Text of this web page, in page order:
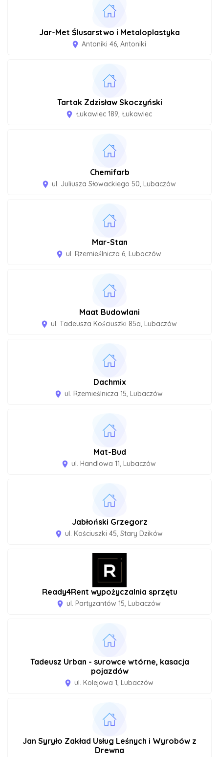
Jar-Met Ślusarstwo i Metaloplastyka
room Antoniki 46, Antoniki
Tartak Zdzisław Skoczyński
room Łukawiec 189, Łukawiec
Chemifarb
room ul. Juliusza Słowackiego 50, Lubaczów
Mar-Stan
room ul. Rzemieślnicza 6, Lubaczów
Maat Budowlani
room ul. Tadeusza Kościuszki 85a, Lubaczów
Dachmix
room ul. Rzemieślnicza 15, Lubaczów
Mat-Bud
room ul. Handlowa 11, Lubaczów
Jabłoński Grzegorz
room ul. Kościuszki 45, Stary Dzików
Ready4Rent wypożyczalnia sprzętu
room ul. Partyzantów 15, Lubaczów
Tadeusz Urban - surowce wtórne, kasacja
pojazdów
room ul. Kolejowa 1, Lubaczów
Jan Syryło Zakład Usług Leśnych i Wyrobów z
Drewna